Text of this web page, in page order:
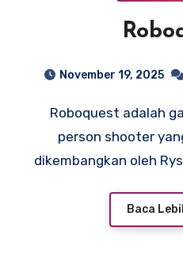
November 19, 2025
Roboquest adalah game rogue-lite first-
person shooter
dikembangkan oleh
Baca